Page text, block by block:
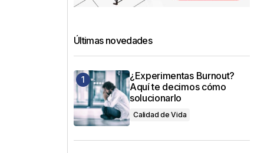
Últimas novedades
¿Experimentas Burnout?
Aquí te decimos cómo
solucionarlo
Calidad de Vida